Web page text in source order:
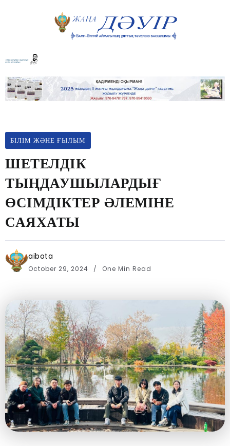
БІЛІМ ЖӘНЕ ҒЫЛЫМ
ШЕТЕЛДІК
ТЫҢДАУШЫЛАРДЫҒ
ӨСІМДІКТЕР ӘЛЕМІНЕ
САЯХАТЫ
aibota
October 29, 2024 One Min Read